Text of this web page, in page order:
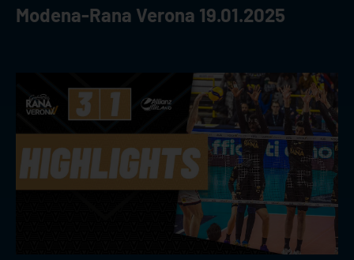
Modena-Rana Verona 19.01.2025